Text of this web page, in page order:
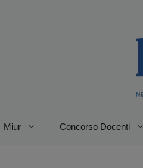
Miur Concorso Docenti